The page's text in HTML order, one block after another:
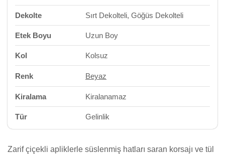
Dekolte Sırt Dekolteli, Göğüs Dekolteli
Etek Boyu Uzun Boy
Kol Kolsuz
Renk Beyaz
Kiralama Kiralanamaz
Tür Gelinlik
Zarif çiçekli apliklerle süslenmiş hatları saran korsajı ve tül